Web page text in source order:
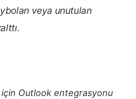
veya unutulan
için Outlook entegrasyonu